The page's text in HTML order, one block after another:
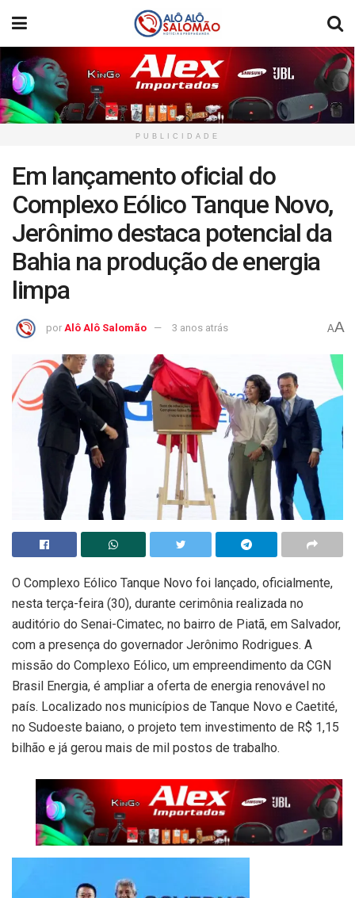
PUBLICIDADE
Em lançamento oficial do
Complexo Eólico Tanque Novo,
Jerônimo destaca potencial da
Bahia na produção de energia
limpa
por Alô Alô Salomão 3 anos atrás AA
O Complexo Eólico Tanque Novo foi lançado, oficialmente,
nesta terça-feira (30), durante cerimônia realizada no
auditório do Senai-Cimatec, no bairro de Piatã, em Salvador,
com a presença do governador Jerônimo Rodrigues. A
missão do Complexo Eólico, um empreendimento da CGN
Brasil Energia, é ampliar a oferta de energia renovável no
país. Localizado nos municípios de Tanque Novo e Caetité,
no Sudoeste baiano, o projeto tem investimento de R$ 1,15
bilhão e já gerou mais de mil postos de trabalho.